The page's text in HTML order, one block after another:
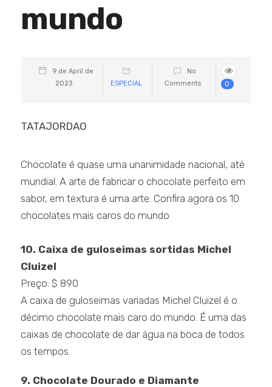
mundo
9 de April de
2023
ESPECIAL
No
Comments
0
TATAJORDAO
Chocolate é quase uma unanimidade nacional, até
mundial. A arte de fabricar o chocolate perfeito em
sabor, em textura é uma arte. Confira agora os 10
chocolates mais caros do mundo
10. Caixa de guloseimas sortidas Michel
Cluizel
Preço: $ 890
A caixa de guloseimas variadas Michel Cluizel é o
décimo chocolate mais caro do mundo. É uma das
caixas de chocolate de dar água na boca de todos
os tempos.
9. Chocolate Dourado e Diamante